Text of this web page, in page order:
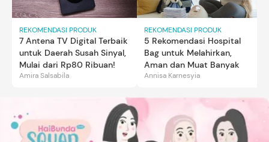
REKOMENDASI PRODUK
7 Antena TV Digital Terbaik
untuk Daerah Susah Sinyal,
Mulai dari Rp80 Ribuan!
Amira Salsabila
REKOMENDASI PRODUK
5 Rekomendasi Hospital
Bag untuk Melahirkan,
Aman dan Muat Banyak
Annisa Karnesyia